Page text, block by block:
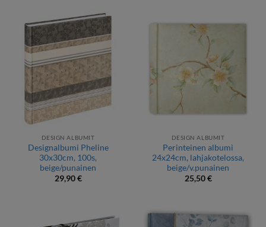
DESIGN ALBUMIT
Designalbumi Pheline
30x30cm, 100s,
beige/punainen
29,90€
DESIGN ALBUMIT
Perinteinen albumi
24x24cm, lahjakotelossa,
beige/v.punainen
25,50€